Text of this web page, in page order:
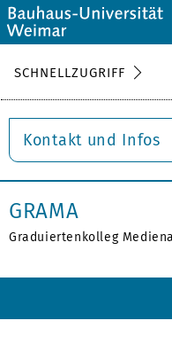
SCHNELLZUGRIFF
Kontakt und Infos
GRAMA
Graduiertenkolleg